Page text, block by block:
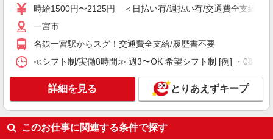
時給1500円〜2125円 ＜日払い有/週払い有/交通費全支給(ガ
一宮市
名鉄一宮駅からスグ！交通費全支給/履歴書不要
≪シフト制/実働8時間≫ 週3〜OK 希望シフト制 [例] ・
詳細を見る とりあえずキープ
このお仕事に関連する条件で探す